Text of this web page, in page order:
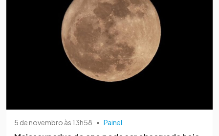
5 de novembro às 13h58 • Painel